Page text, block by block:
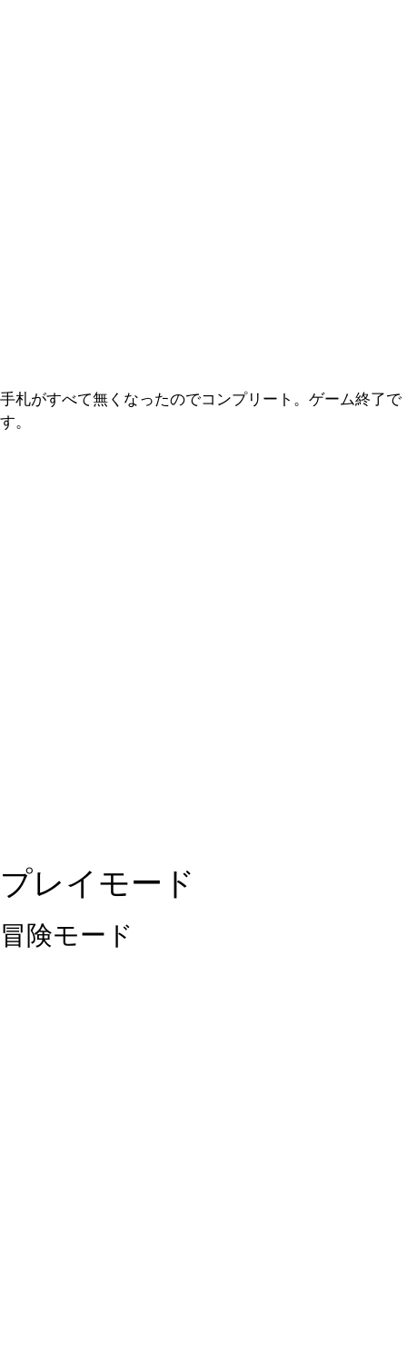
手札がすべて無くなったのでコンプリート。ゲーム終了で
す。
プレイモード
冒険モード